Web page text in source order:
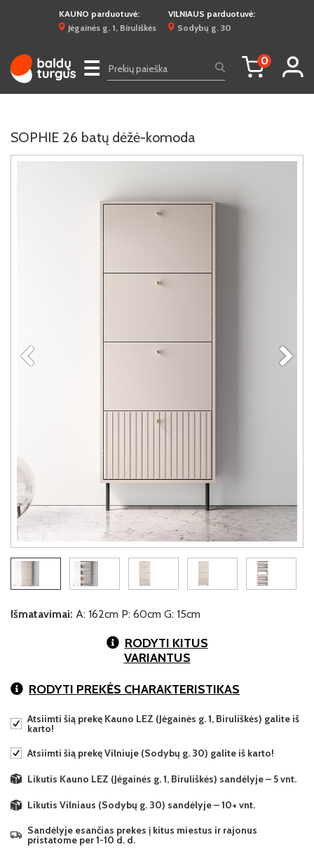
KAUNO parduotuvė:
Jėgainės g. 1, Biruliškės
VILNIAUS parduotuvė:
Sodybų g. 30
☰ 0
SOPHIE 26 batų dėžė-komoda
Išmatavimai: A: 162cm P: 60cm G: 15cm
RODYTI KITUS
VARIANTUS
RODYTI PREKĖS CHARAKTERISTIKAS
Atsiimti šią prekę Kauno LEZ (Jėgainės g. 1, Biruliškės) galite iš
karto!
Atsiimti šią prekę Vilniuje (Sodybų g. 30) galite iš karto!
Likutis Kauno LEZ (Jėgainės g. 1, Biruliškės) sandėlyje – 5 vnt.
Likutis Vilniaus (Sodybų g. 30) sandėlyje – 10+ vnt.
Sandėlyje esančias prekes į kitus miestus ir rajonus
pristatome per 1-10 d. d.